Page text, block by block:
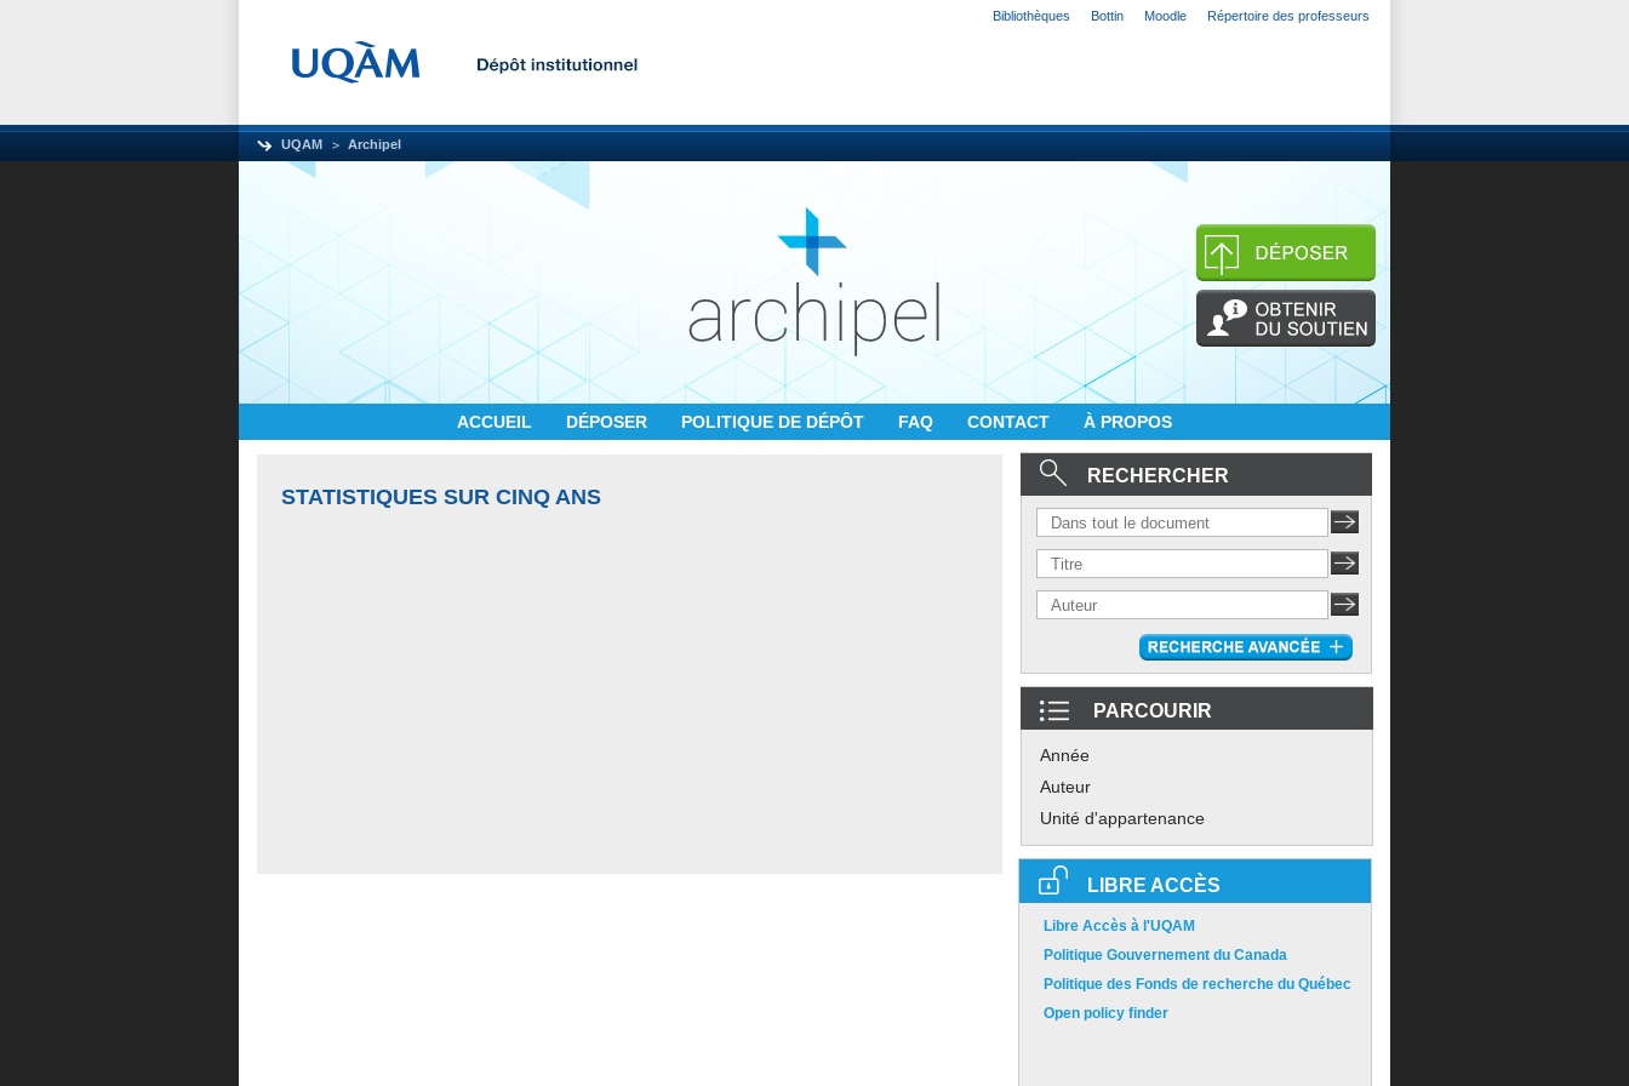
Bibliothèques Bottin Moodle Répertoire des professeurs
UQAM Archipel
ACCUEIL DÉPOSER POLITIQUE DE DÉPÔT FAQ CONTACT À PROPOS
STATISTIQUES SUR CINQ ANS
RECHERCHER
PARCOURIR
Année
Auteur
Unité d'appartenance
LIBRE ACCÈS
Libre Accès à l'UQAM
Politique Gouvernement du Canada
Politique des Fonds de recherche du Québec
Open policy finder